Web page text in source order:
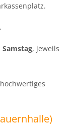
Samstag, jeweils